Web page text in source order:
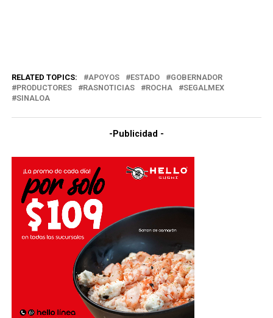
RELATED TOPICS: APOYOS ESTADO
GOBERNADOR
PRODUCTORES
RASNOTICIAS ROCHA
SEGALMEX
SINALOA
-Publicidad -